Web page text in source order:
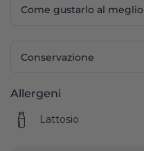
Come gustarlo al meglio
Conservazione
Allergeni
Lattosio